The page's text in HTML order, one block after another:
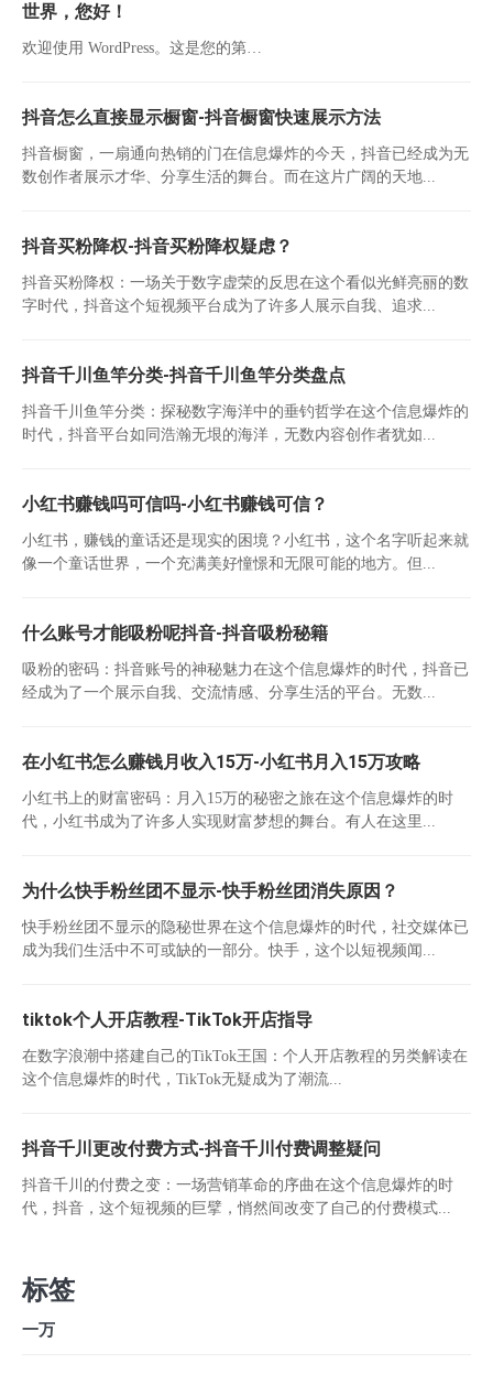
世界，您好！
欢迎使用 WordPress。这是您的第…
抖音怎么直接显示橱窗-抖音橱窗快速展示方法
抖音橱窗，一扇通向热销的门在信息爆炸的今天，抖音已经成为无
数创作者展示才华、分享生活的舞台。而在这片广阔的天地...
抖音买粉降权-抖音买粉降权疑虑？
抖音买粉降权：一场关于数字虚荣的反思在这个看似光鲜亮丽的数
字时代，抖音这个短视频平台成为了许多人展示自我、追求...
抖音千川鱼竿分类-抖音千川鱼竿分类盘点
抖音千川鱼竿分类：探秘数字海洋中的垂钓哲学在这个信息爆炸的
时代，抖音平台如同浩瀚无垠的海洋，无数内容创作者犹如...
小红书赚钱吗可信吗-小红书赚钱可信？
小红书，赚钱的童话还是现实的困境？小红书，这个名字听起来就
像一个童话世界，一个充满美好憧憬和无限可能的地方。但...
什么账号才能吸粉呢抖音-抖音吸粉秘籍
吸粉的密码：抖音账号的神秘魅力在这个信息爆炸的时代，抖音已
经成为了一个展示自我、交流情感、分享生活的平台。无数...
在小红书怎么赚钱月收入15万-小红书月入15万攻略
小红书上的财富密码：月入15万的秘密之旅在这个信息爆炸的时
代，小红书成为了许多人实现财富梦想的舞台。有人在这里...
为什么快手粉丝团不显示-快手粉丝团消失原因？
快手粉丝团不显示的隐秘世界在这个信息爆炸的时代，社交媒体已
成为我们生活中不可或缺的一部分。快手，这个以短视频闻...
tiktok个人开店教程-TikTok开店指导
在数字浪潮中搭建自己的TikTok王国：个人开店教程的另类解读在
这个信息爆炸的时代，TikTok无疑成为了潮流...
抖音千川更改付费方式-抖音千川付费调整疑问
抖音千川的付费之变：一场营销革命的序曲在这个信息爆炸的时
代，抖音，这个短视频的巨擘，悄然间改变了自己的付费模式...
标签
一万